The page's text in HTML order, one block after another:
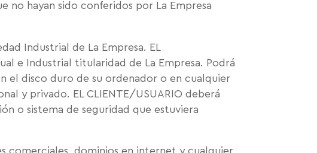
hayan sido conferidos por La Empresa
Industrial de La Empresa. EL
e Industrial titularidad de La Empresa. Podrá
el disco duro de su ordenador o en cualquier
y privado. EL CLIENTE/USUARIO deberá
o sistema de seguridad que estuviera